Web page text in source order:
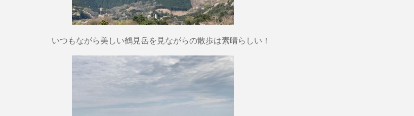
いつもながら美しい鶴見岳を見ながらの散歩は素晴らしい！